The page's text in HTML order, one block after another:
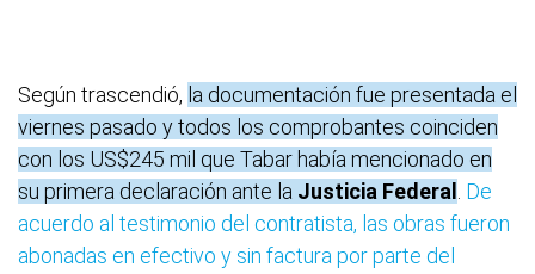
Según trascendió, la documentación fue presentada el
viernes pasado y todos los comprobantes coinciden
con los US$245 mil que Tabar había mencionado en
su primera declaración ante la Justicia Federal
De
acuerdo al testimonio del contratista, las obras fueron
abonadas en efectivo y sin factura por parte del